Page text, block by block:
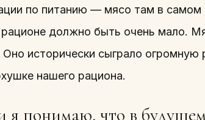
по питанию — мясо там в
должно быть очень мало.
исторически сыграло огромную
нашего рациона.
понимаю, что в будущем